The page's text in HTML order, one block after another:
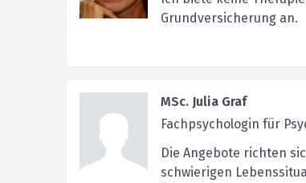
Grundversicherung an.
MSc. Julia Graf
Fachpsychologin für
Die Angebote richten
schwierigen